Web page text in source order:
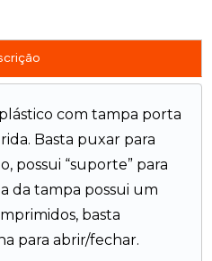
com tampa porta
Basta puxar para
possui “suporte” para
da tampa possui um
basta
para abrir/fechar.